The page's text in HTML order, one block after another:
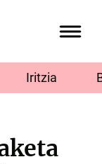
Iritzia